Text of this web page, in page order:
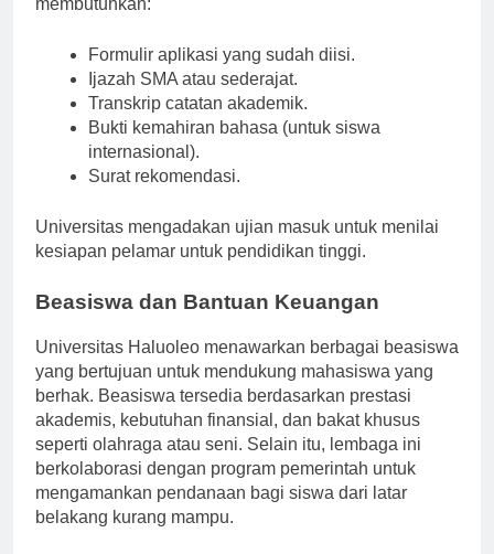
membutuhkan:
Formulir aplikasi yang sudah diisi.
Ijazah SMA atau sederajat.
Transkrip catatan akademik.
Bukti kemahiran bahasa (untuk siswa
internasional).
Surat rekomendasi.
Universitas mengadakan ujian masuk untuk menilai
kesiapan pelamar untuk pendidikan tinggi.
Beasiswa dan Bantuan Keuangan
Universitas Haluoleo menawarkan berbagai beasiswa
yang bertujuan untuk mendukung mahasiswa yang
berhak. Beasiswa tersedia berdasarkan prestasi
akademis, kebutuhan finansial, dan bakat khusus
seperti olahraga atau seni. Selain itu, lembaga ini
berkolaborasi dengan program pemerintah untuk
mengamankan pendanaan bagi siswa dari latar
belakang kurang mampu.